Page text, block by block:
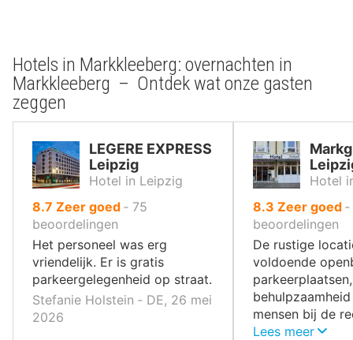
Hotels in Markkleeberg: overnachten in
Markkleeberg – Ontdek wat onze gasten
zeggen
LEGERE EXPRESS
Leipzig
Hotel in Leipzig
8.7 uit
10
,
Zeer goed ‐ 75
beoordelingen
Het personeel was erg
vriendelijk. Er is gratis
parkeergelegenheid op straat.
Stefanie Holstein ‐ DE, 26 mei
2026
Hotel
8.3 uit
10
,
Zeer goed ‐
beoordelingen
De rustige
voldoende
mensen bij de
vriendelijke
Lees meer